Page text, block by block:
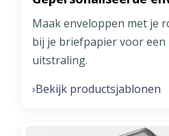
Maak enveloppen met je
bij je briefpapier voor
uitstraling.
›Bekijk productsjablonen